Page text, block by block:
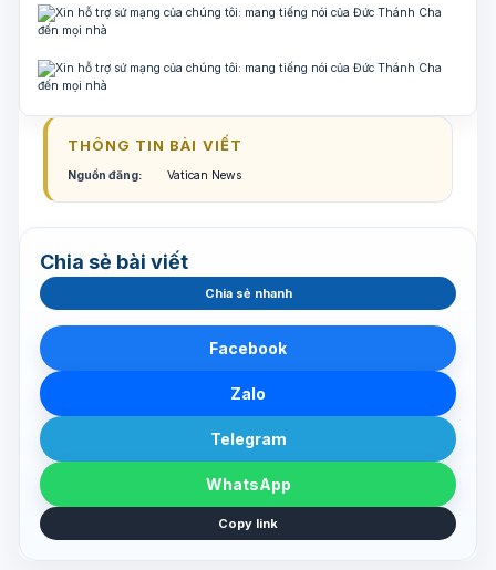
THÔNG TIN BÀI VIẾT
Nguồn đăng: Vatican News
Chia sẻ bài viết
Chia sẻ nhanh
Facebook
Zalo
Telegram
WhatsApp
Copy link